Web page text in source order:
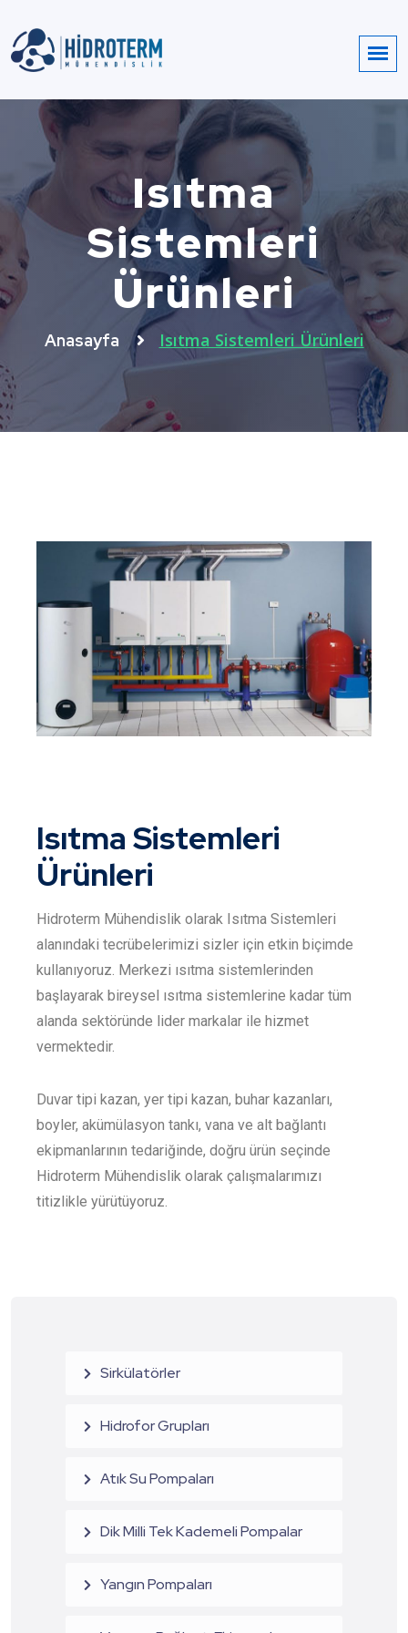
Isıtma
Sistemleri
Ürünleri
Anasayfa Isıtma Sistemleri Ürünleri
Isıtma Sistemleri
Ürünleri
Hidroterm Mühendislik olarak Isıtma Sistemleri
alanındaki tecrübelerimizi sizler için etkin biçimde
kullanıyoruz. Merkezi ısıtma sistemlerinden
başlayarak bireysel ısıtma sistemlerine kadar tüm
alanda sektöründe lider markalar ile hizmet
vermektedir.
Duvar tipi kazan, yer tipi kazan, buhar kazanları,
boyler, akümülasyon tankı, vana ve alt bağlantı
ekipmanlarının tedariğinde, doğru ürün seçinde
Hidroterm Mühendislik olarak çalışmalarımızı
titizlikle yürütüyoruz.
Sirkülatörler
Hidrofor Grupları
Atık Su Pompaları
Dik Milli Tek Kademeli Pompalar
Yangın Pompaları